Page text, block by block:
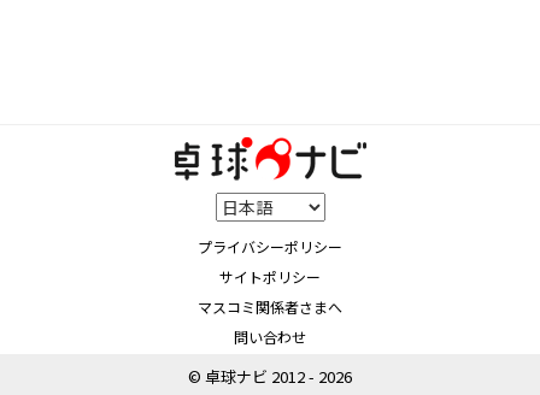
プライバシーポリシー
サイトポリシー
マスコミ関係者さまへ
問い合わせ
© 卓球ナビ 2012 - 2026